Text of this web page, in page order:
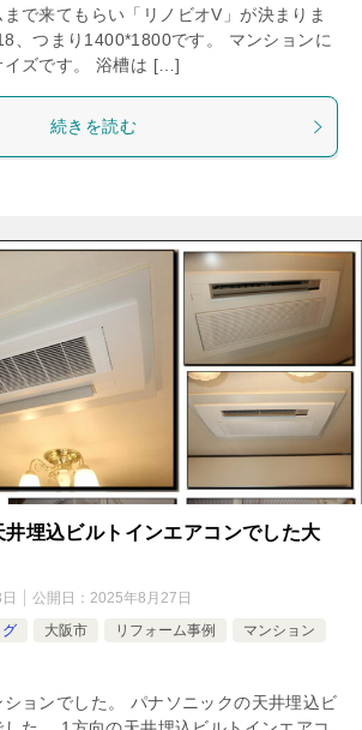
で来てもらい「リノビオV」が決まりま
、つまり1400*1800です。 マンションに
イズです。 浴槽は […]
続きを読む
埋込ビルトインエアコンでした大
公開日： 2025年8月27日
グ 大阪市 リフォーム事例
マンション
ョンでした。 パナソニックの天井埋込ビ